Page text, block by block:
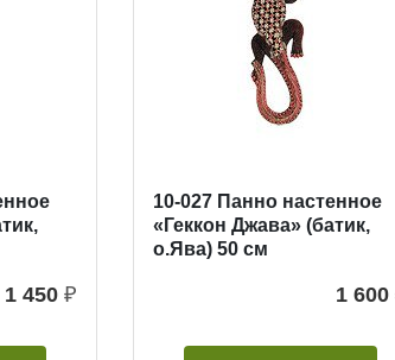
1 450 ₽
10-027 Панно настенное
«Геккон Джава» (батик,
о.Ява) 50 см
1 600